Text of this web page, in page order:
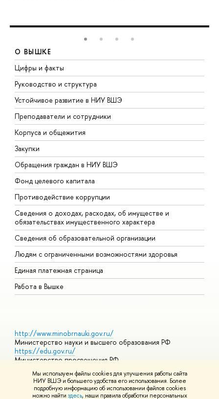
Мы используем файлы cookies для улучшения работы сайта
НИУ ВШЭ и большего удобства его использования. Более
подробную информацию об использовании файлов cookies
можно найти здесь, наши правила обработки персональных
О ВЫШКЕ
Цифры и факты
Руководство и структура
Устойчивое развитие в НИУ ВШЭ
Преподаватели и сотрудники
Корпуса и общежития
Закупки
Обращения граждан в НИУ ВШЭ
Фонд целевого капитала
Противодействие коррупции
Сведения о доходах, расходах, об имуществе и
обязательствах имущественного характера
Сведения об образовательной организации
Людям с ограниченными возможностями здоровья
Единая платежная страница
Работа в Вышке
http://www.minobrnauki.gov.ru/
Министерство науки и высшего образования РФ
https://edu.gov.ru/
Министерство просвещения РФ
https://elearning.hse.ru/mooc
Массовые открытые онлайн-курсы